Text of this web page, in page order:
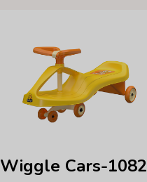
Wiggle Cars-1082